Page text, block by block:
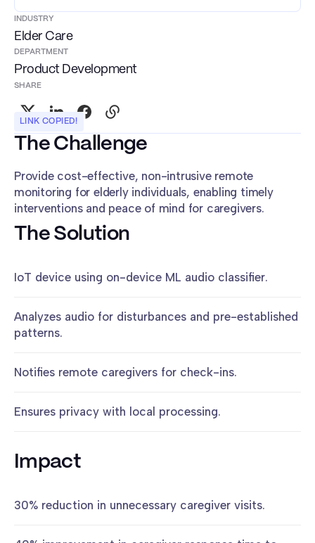
The Challenge
Provide cost-effective, non-intrusive remote
monitoring for elderly individuals, enabling timely
interventions and peace of mind for caregivers.
The Solution
IoT device using on-device ML audio classifier.
Analyzes audio for disturbances and pre-established
patterns.
Notifies remote caregivers for check-ins.
Ensures privacy with local processing.
Impact
30% reduction in unnecessary caregiver visits.
INDUSTRY
Elder Care
DEPARTMENT
Product Development
SHARE
LINK COPIED!